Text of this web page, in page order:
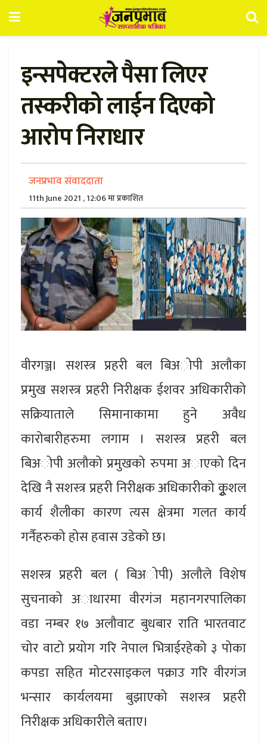
इन्सपेक्टरले पैसा लिएर
तस्करीको लाईन दिएको
आरोप निराधार
जनप्रभाव संवाददाता
11th June 2021 , 12:06 मा प्रकाशित
वीरगञ्ज। सशस्त्र प्रहरी बल बिअोपी अलौका
प्रमुख सशस्त्र प्रहरी निरीक्षक ईशवर अधिकारीको
सक्रियाताले सिमानाकामा हुने अवैध
कारोबारीहरुमा लगाम । सशस्त्र प्रहरी बल
बिअोपी अलौको प्रमुखको रुपमा अाएको दिन
देखि नै सशस्त्र प्रहरी निरीक्षक अधिकारीको कूुशल
कार्य शैलीका कारण त्यस क्षेत्रमा गलत कार्य
गर्नैहरुको होस हवास उडेको छ।
सशस्त्र प्रहरी बल ( बिअोपी) अलौले विशेष
सुचनाको अाधारमा वीरगंज महानगरपालिका
वडा नम्बर १७ अलौवाट बुधबार राति भारतवाट
चोर वाटो प्रयोग गरि नेपाल भित्राईरहेको ३ पोका
कपडा सहित मोटरसाइकल पक्राउ गरि वीरगंज
भन्सार कार्यलयमा बुझाएको सशस्त्र प्रहरी
निरीक्षक अधिकारीले बताए।